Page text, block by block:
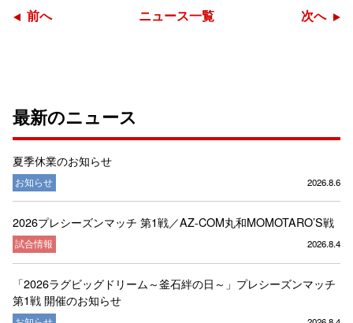
前へ ニュース一覧 次へ
最新のニュース
夏季休業のお知らせ
お知らせ 2026.8.6
2026プレシーズンマッチ 第1戦／AZ-COM丸和MOMOTARO’S戦
試合情報 2026.8.4
「2026ラグビッグドリーム～釜石絆の日～」プレシーズンマッチ
第1戦 開催のお知らせ